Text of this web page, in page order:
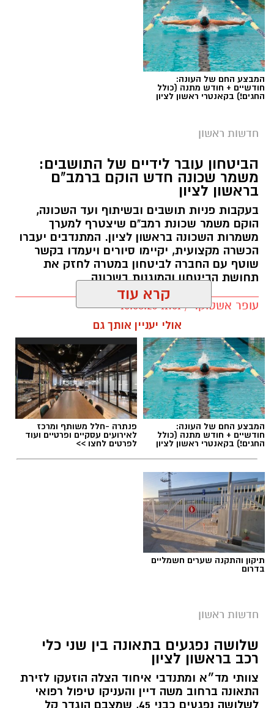
המבצע החם של העונה:
חודשיים + חודש מתנה (כולל
החגים!) בקאנטרי ראשון לציון
חדשות ראשון
הביטחון עובר לידיים של התושבים:
משמר שכונה חדש הוקם ברמב"ם
בראשון לציון
בעקבות פניות תושבים ובשיתוף ועד השכונה,
הוקם משמר שכונת רמב"ם שיצטרף למערך
משמרות השכונה בראשון לציון. המתנדבים יעברו
הכשרה מקצועית, יקיימו סיורים ויעמדו בקשר
שוטף עם החברה לביטחון במטרה לחזק את
תחושת הביטחון והמוגנות בשכונה
עופר אשטוקר / 11:01 10.08.26
תגים: משמר שכונת רמב"ם ראשון לציון
צילום: החברה לביטחון וסדר ציבורי ראשון לציון
מערך הביטחון הקהילתי בראשון לציון מתרחב:
החברה לביטחון וסדר ציבורי הודיעה על הקמתו
הרשמית של משמר שכונת רמב"ם, שיצטרף למערך
משמרות השכונה הפועלים ברחבי העיר ומונה כיום
קרא עוד
אולי יעניין אותך גם
המבצע החם של העונה:
חודשיים + חודש מתנה (כולל
החגים!) בקאנטרי ראשון לציון
פנתרה -חלל משותף ומרכז
לאירועים עסקיים ופרטיים ועוד
לפרטים לחצו >>
תיקון והתקנה שערים חשמליים
בדרום
חדשות ראשון
שלושה נפגעים בתאונה בין שני כלי
רכב בראשון לציון
צוותי מד״א ומתנדבי איחוד הצלה הוזעקו לזירת
התאונה ברחוב משה דיין והעניקו טיפול רפואי
לשלושה נפגעים כבני 45, שמצבם הוגדר קל